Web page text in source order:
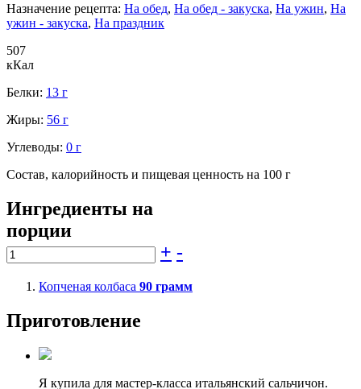
Назначение рецепта: На обед, На обед - закуска, На ужин, На
ужин - закуска, На праздник
507
кКал
Белки: 13 г
Жиры: 56 г
Углеводы: 0 г
Состав, калорийность и пищевая ценность на 100 г
Ингредиенты на
порции
+ -
Копченая колбаса 90 грамм
Приготовление
Я купила для мастер-класса итальянский сальчичон.